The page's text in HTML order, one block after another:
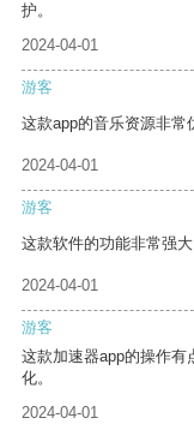
护。
2024-04-01
游客
这款app的音乐资源非常
2024-04-01
游客
这款软件的功能非常强
2024-04-01
游客
这款加速器app的操作有
化。
2024-04-01